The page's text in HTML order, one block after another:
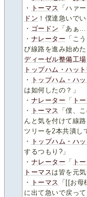
・
トーマス 「ハァ
ドン ！僕達急いで
・ ゴードン 「あぁ
・ ナレーター 「こ
び線路を進み始め
ディーゼル整備工場
トップハム・ハッ
・
トップハム・ハ
は如何したの？」
・ ナレーター 「 ト
・
トーマス
「僕、
んと気を付けて線
ツリーを2本共潰し
・
トップハム・ハ
するつもり?」
・ ナレーター 「 ト
トーマス は皆を元気
・
トーマス
「[[お
に出て急いで戻っ